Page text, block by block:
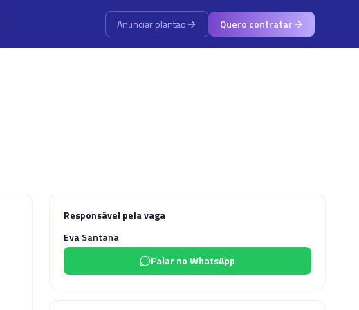
Anunciar plantão Quero contratar
Responsável pela vaga
Eva Santana
Falar no WhatsApp